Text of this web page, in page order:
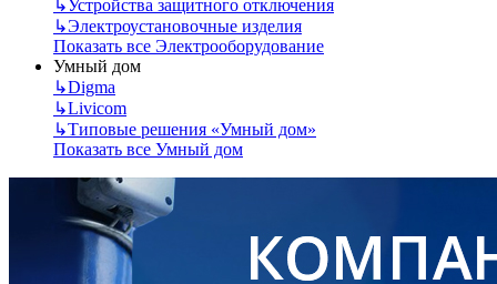
↳Устройства защитного отключения
↳Электроустановочные изделия
Показать все Электрооборудование
Умный дом
↳Digma
↳Livicom
↳Типовые решения «Умный дом»
Показать все Умный дом